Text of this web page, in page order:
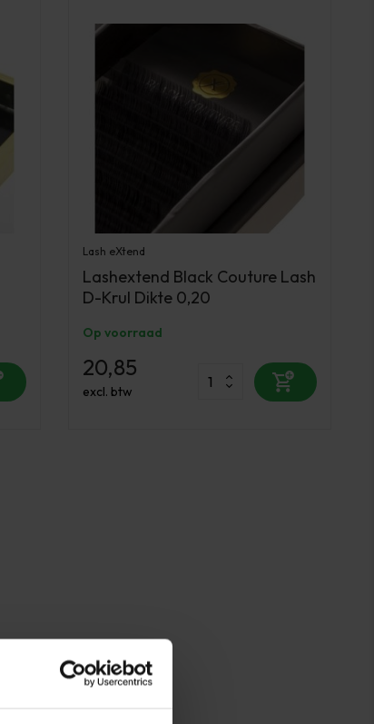
Lash eXtend
Lashextend Black Couture Lash
D-Krul Dikte 0,20
Op voorraad
20,85
excl. btw